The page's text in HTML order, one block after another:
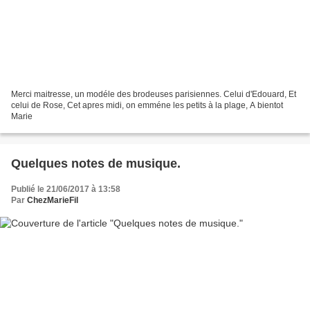
Merci maitresse, un modéle des brodeuses parisiennes. Celui d'Edouard, Et
celui de Rose, Cet apres midi, on emméne les petits à la plage, A bientot
Marie
Quelques notes de musique.
Publié le 21/06/2017 à 13:58
Par ChezMarieFil